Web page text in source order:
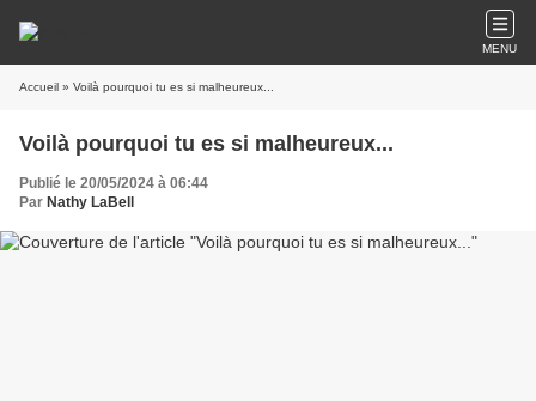
MENU
Accueil » Voilà pourquoi tu es si malheureux...
Voilà pourquoi tu es si malheureux...
Publié le 20/05/2024 à 06:44
Par Nathy LaBell